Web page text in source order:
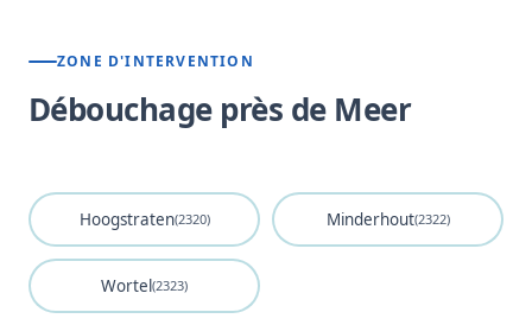
ZONE D'INTERVENTION
Débouchage près de Meer
Hoogstraten(2320) Minderhout(2322)
Wortel(2323)